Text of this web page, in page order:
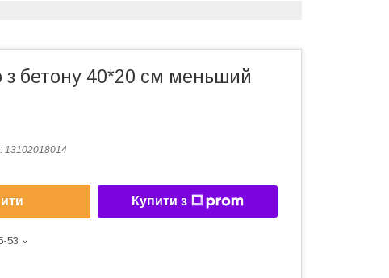
з бетону 40*20 см меньший
13102018014
Купити з
53